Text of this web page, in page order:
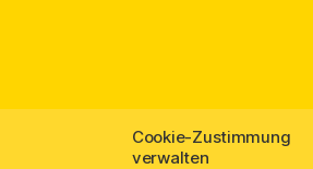
Cookie-Zustimmung
verwalten